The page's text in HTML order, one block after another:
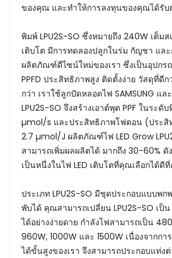
ของคุณ และทำให้การลงทุนของคุณได้รั
พิมพ์ LPU2S-SO ซึ่งหมายถึง 240W เต็ม
เติบโต มีการทดลองปลูกในร่ม กัญชา แล
ผลิตภัณฑ์ดีไซน์ใหม่ของเรา ซึ่งเป็นอุปกร
PPFD ประสิทธิภาพสูง ติดตั้งง่าย วัสดุที่ดี
กว่า เราใช้ลูกปัดหลอดไฟ SAMSUNG แล
LPU2S-SO จึงสร้างเอาต์พุต PPF ในระดั
µmol/s และประสิทธิภาพโฟตอน (ประสิ
2.7 µmol/J ผลิตภัณฑ์ไฟ LED Grow
สามารถเพิ่มผลผลิตได้ มากถึง 30-60% ดั
เป็นหนึ่งในไฟ LED เติบโตที่คุณเลือกได้ดี
ประเภท LPU2S-SO มีชุดประกอบแบบพก
พับได้ คุณสามารถเปลี่ยน LPU2S-SO เป็น
ได้อย่างง่ายดาย กำลังไฟสามารถเป็น
960W, 1000W และ 1500W เนื่องจากก
ได้ขั้นสูงของเรา จึงสามารถประกอบแท่ง